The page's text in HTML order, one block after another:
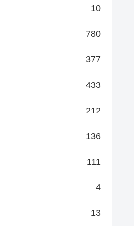
10
780
377
433
212
136
111
4
13